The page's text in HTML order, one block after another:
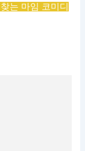
는 마임 코미디